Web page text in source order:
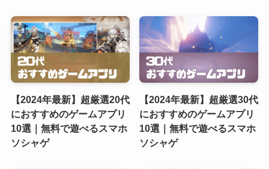
【2024年最新】超厳選20代
におすすめのゲームアプリ
10選｜無料で遊べるスマホ
ソシャゲ
【2024年最新】超厳選30代
におすすめのゲームアプリ
10選｜無料で遊べるスマホ
ソシャゲ